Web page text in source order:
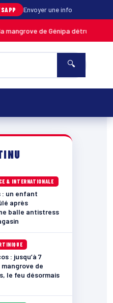
Envoyer une info
Génipa détruits, le feu désormais
🔍
& INTERNATIONALE
: un enfant
après
balle antistress
: jusqu’à 7
de
le feu désormais